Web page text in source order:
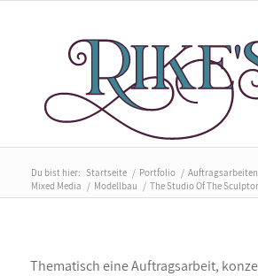
Du bist hier: Startseite / Portfolio / Auftragsarbeiten
Mixed Media / Modellbau / The Studio Of The
Thematisch eine Auftragsarbeit,